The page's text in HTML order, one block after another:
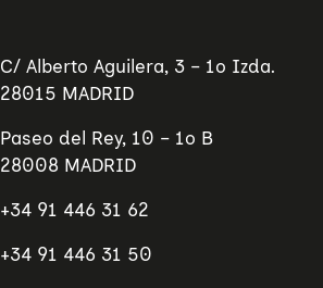
C/ Alberto Aguilera, 3 – 1º Izda.
28015 MADRID
Paseo del Rey, 10 – 1º B
28008 MADRID
+34 91 446 31 62
+34 91 446 31 50